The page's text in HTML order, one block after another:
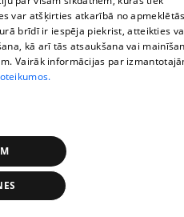
mācības, lai nodotu
var atšķirties atkarībā no
brīdī ir iespēja piekrist, atteikties
kā arī tās atsaukšana vai
Vairāk informācijas par